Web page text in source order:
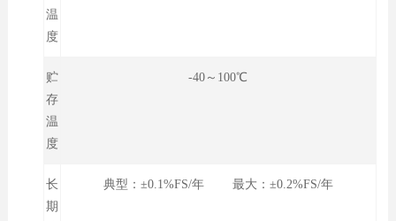
温
度
贮
存
温
度
-40～100℃
长
期
典型：±0.1%FS/年 最大：±0.2%FS/年